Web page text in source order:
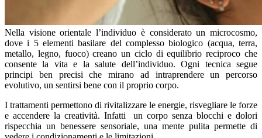
Nella visione orientale l’individuo è considerato un microcosmo,
dove i 5 elementi basilare del complesso biologico (acqua, terra,
metallo, legno, fuoco) creano un ciclo di equilibrio reciproco che
consente la vita e la salute dell’individuo. Ogni tecnica segue
principi ben precisi che mirano ad intraprendere un percorso
evolutivo, un sentirsi bene con il proprio corpo.
I trattamenti permettono di rivitalizzare le energie, risvegliare le forze
e accendere la creatività. Infatti un corpo senza blocchi e dolori
rispecchia un benessere sensoriale, una mente pulita permette di